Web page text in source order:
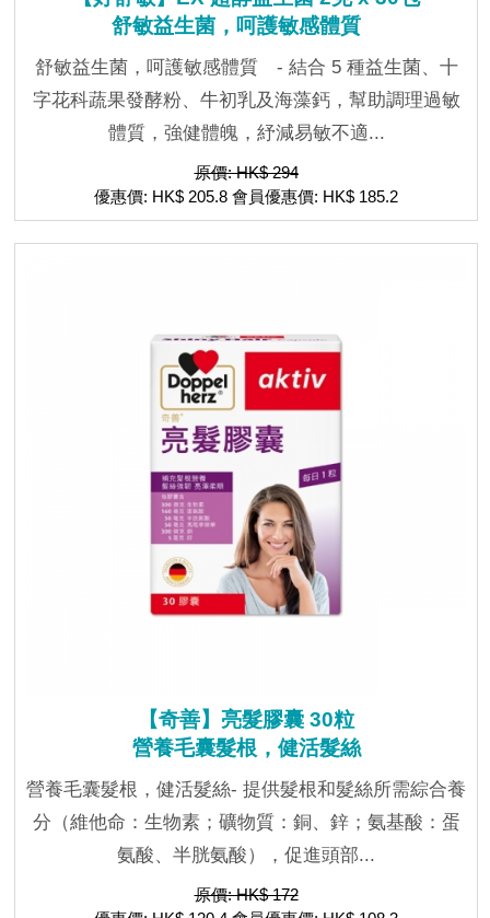
舒敏益生菌，呵護敏感體質
舒敏益生菌，呵護敏感體質 - 結合 5 種益生菌、十
字花科蔬果發酵粉、牛初乳及海藻鈣，幫助調理過敏
體質，強健體魄，紓減易敏不適...
原價: HK$ 294
優惠價: HK$ 205.8 會員優惠價: HK$ 185.2
【奇善】亮髮膠囊 30粒
營養毛囊髮根，健活髮絲
營養毛囊髮根，健活髮絲- 提供髮根和髮絲所需綜合養
分（維他命：生物素；礦物質：銅、鋅；氨基酸：蛋
氨酸、半胱氨酸），促進頭部...
原價: HK$ 172